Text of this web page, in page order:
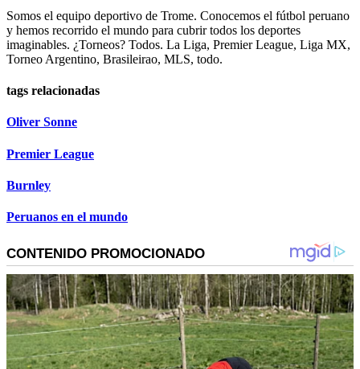
Somos el equipo deportivo de Trome. Conocemos el fútbol peruano
y hemos recorrido el mundo para cubrir todos los deportes
imaginables. ¿Torneos? Todos. La Liga, Premier League, Liga MX,
Torneo Argentino, Brasileirao, MLS, todo.
tags relacionadas
Oliver Sonne
Premier League
Burnley
Peruanos en el mundo